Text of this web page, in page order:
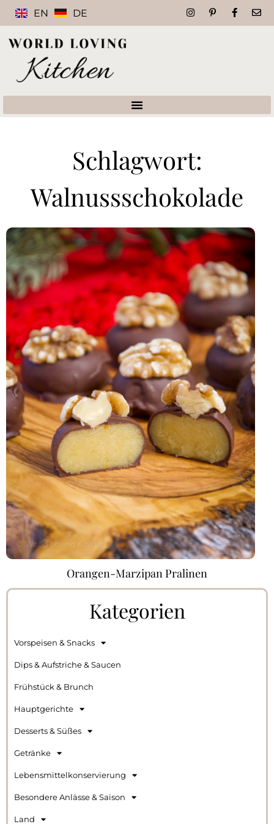
EN DE
Schlagwort:
Walnussschokolade
Orangen-Marzipan Pralinen
Kategorien
Vorspeisen & Snacks
Dips & Aufstriche & Saucen
Frühstück & Brunch
Hauptgerichte
Desserts & Süßes
Getränke
Lebensmittelkonservierung
Besondere Anlässe & Saison
Land